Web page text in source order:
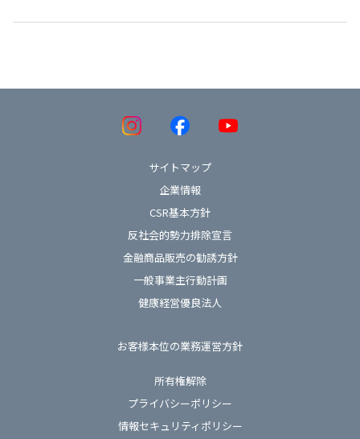
サイトマップ
企業情報
CSR基本方針
反社会的勢力排除宣言
金融商品販売の勧誘方針
一般事業主行動計画
健康経営優良法人
お客様本位の業務運営方針
所有権解除
プライバシーポリシー
情報セキュリティポリシー